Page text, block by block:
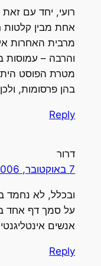
רועי, יחד עם
אחת מבין קלטות
מרבית האחרות
והרבה – עמוסות
מטרת הפוסט
בהן פרסומות,
Reply
דרור
7 באוקטובר, 2006
ובכלל, לא נחמד
על סמך דף אחד
אנשים
Reply